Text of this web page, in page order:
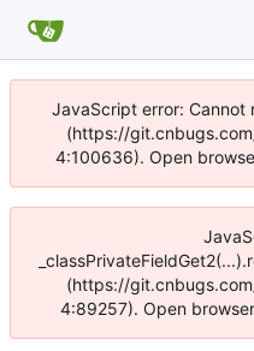
JavaScript error:
(https://
4:100636). Open
(https://
4:89257). Open